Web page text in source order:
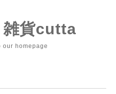
雑貨cutta
our homepage